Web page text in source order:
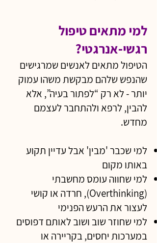
​למי מתאים טיפול
רגשי-אנרגטי?
הטיפול מתאים לאנשים שמרגישים
שהנפש שלהם מבקשת משהו עמוק
יותר - לא רק “לפתור בעיה”, אלא
להבין, לרפא ולהתחבר לעצמם
מחדש.
למי שכבר 'מבין' אבל עדיין תקוע
באותו מקום
למי שחווה עומס מחשבתי
(Overthinking), חרדה או קושי
לעצור את הרעש הפנימי
למי שחוזר שוב ושוב לאותם דפוסים
במערכות יחסים, בקריירה או